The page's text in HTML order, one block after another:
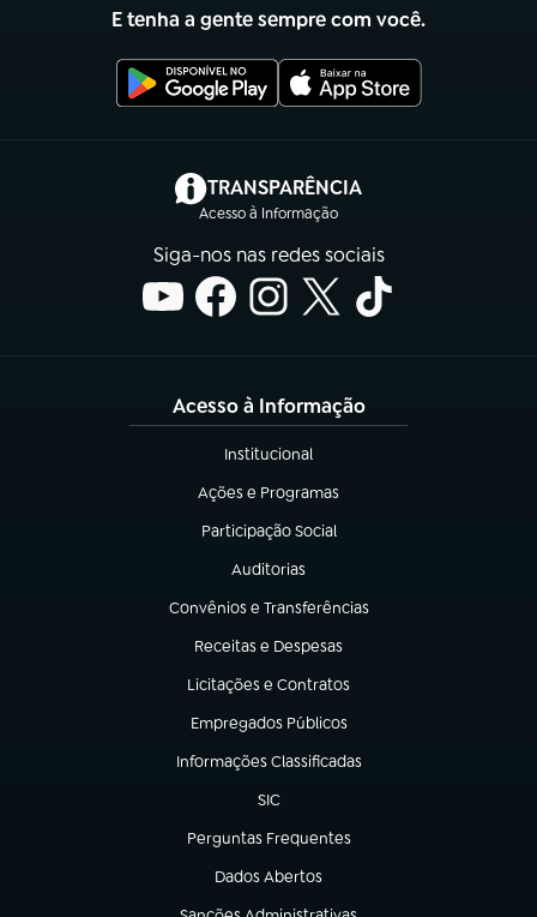
E tenha a gente sempre com você.
TRANSPARÊNCIA
Acesso à Informação
(abre em nova aba)
Siga-nos nas redes sociais
Acesso à Informação
Institucional
(abre em nova aba)
Ações e Programas
(abre em nova aba)
Participação Social
(abre em nova aba)
Auditorias
(abre em nova aba)
Convênios e Transferências
(abre em nova aba)
Receitas e Despesas
(abre em nova aba)
Licitações e Contratos
(abre em nova aba)
Empregados Públicos
(abre em nova aba)
Informações Classificadas
(abre em nova aba)
SIC
(abre em nova aba)
Perguntas Frequentes
(abre em nova aba)
Dados Abertos
(abre em nova aba)